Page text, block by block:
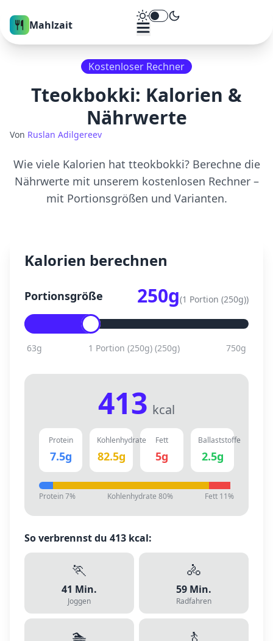
Mahlzait Theme umschalten
Kostenloser Rechner
Tteokbokki: Kalorien &
Nährwerte
Von Ruslan Adilgereev
Wie viele Kalorien hat tteokbokki? Berechne die
Nährwerte mit unserem kostenlosen Rechner –
mit Portionsgrößen und Varianten.
Kalorien berechnen
Portionsgröße 250g(1 Portion (250g))
63g 1 Portion (250g) (250g) 750g
413 kcal
Protein
7.5g
Kohlenhydrate
82.5g
Fett
5g
Ballaststoffe
2.5g
Protein7% Kohlenhydrate 80% Fett 11%
So verbrennst du 413 kcal:
🏃
41 Min.
Joggen
🚴
59 Min.
Radfahren
🏊 🚶